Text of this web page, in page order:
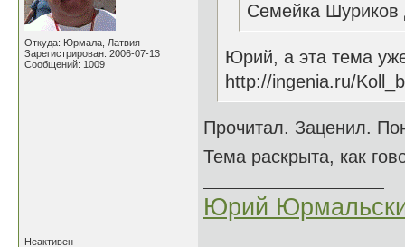
Откуда: Юрмала, Латвия
Зарегистрирован: 2006-07-13
Сообщений: 1009
Семейка
Юрий, а эта тема
http://ingenia.ru/
Прочитал. Заценил.
Тема раскрыта, как
Юрий
Неактивен